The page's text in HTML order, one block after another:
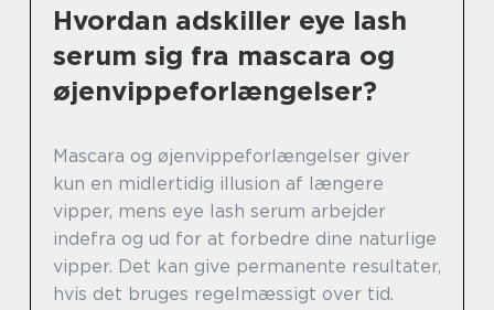
Hvordan adskiller eye lash
serum sig fra mascara og
øjenvippeforlængelser?
Mascara og øjenvippeforlængelser giver
kun en midlertidig illusion af længere
vipper, mens eye lash serum arbejder
indefra og ud for at forbedre dine naturlige
vipper. Det kan give permanente resultater,
hvis det bruges regelmæssigt over tid.